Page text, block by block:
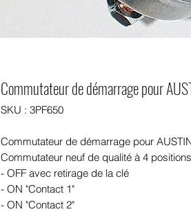
Commutateur de démarrage pour
SKU : 3PF650
Commutateur de démarrage pour
Commutateur neuf de qualité à 4
- OFF avec retirage de la clé
- ON "Contact 1"
- ON "Contact 2"